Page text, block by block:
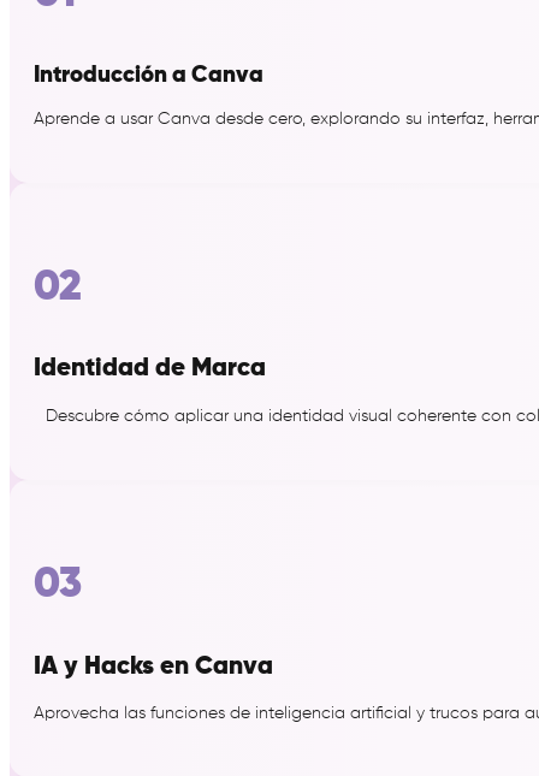
Emprende
Encuentra trabajo
Introducción a Canva
Aprende a usar Canva desde cero, explorando su interfaz,
02
Identidad de Marca
Descubre cómo aplicar una identidad visual coherente con
03
IA y Hacks en Canva
Aprovecha las funciones de inteligencia artificial y trucos para